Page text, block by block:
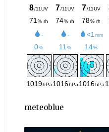
meteoblue